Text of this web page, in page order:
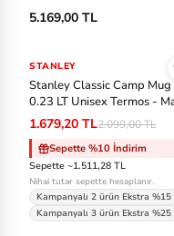
Siyah
5.169,00 TL
-%20
STANLEY
Stanley Classic Camp Mug
0.23 LT Unisex Termos -
1.679,20 TL2.099,00 TL
Sepette %10 İndirim
Sepette ~1.511,28 TL
Nihai tutar sepette hesaplanır.
Kampanyalı 2 ürün Ekstra %15
Kampanyalı 3 ürün Ekstra %25